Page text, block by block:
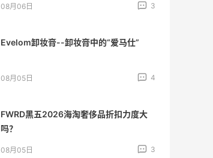
08月06日 3
Evelom卸妆膏--卸妆膏中的“爱马仕”
08月05日 4
FWRD黑五2026海淘奢侈品折扣力度大
吗？
08月05日 3